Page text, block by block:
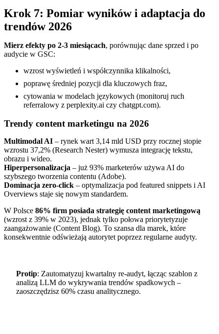
Krok 7: Pomiar wyników i adaptacja do
trendów 2026
Mierz efekty po 2-3 miesiącach, porównując dane sprzed i po
audycie w GSC:
wzrost wyświetleń i współczynnika klikalności,
poprawę średniej pozycji dla kluczowych fraz,
cytowania w modelach językowych (monitoruj ruch
referralowy z perplexity.ai czy chatgpt.com).
Trendy content marketingu na 2026
Multimodal AI – rynek wart 3,14 mld USD przy rocznej stopie
wzrostu 37,2% (Research Nester) wymusza integrację tekstu,
obrazu i wideo.
Hiperpersonalizacja – już 93% marketerów używa AI do
szybszego tworzenia contentu (Adobe).
Dominacja zero-click – optymalizacja pod featured snippets i AI
Overviews staje się nowym standardem.
W Polsce 86% firm posiada strategię content marketingową
(wzrost z 39% w 2023), jednak tylko połowa priorytetyzuje
zaangażowanie (Content Blog). To szansa dla marek, które
konsekwentnie odświeżają autorytet poprzez regularne audyty.
Protip: Zautomatyzuj kwartalny re-audyt, łącząc szablon z
analizą LLM do wykrywania trendów spadkowych –
zaoszczędzisz 60% czasu analitycznego.